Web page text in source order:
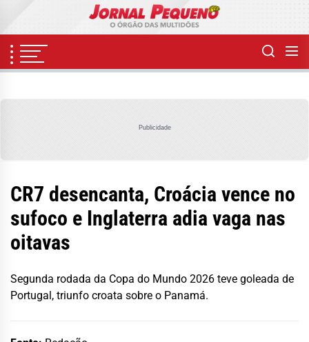
content
Publicidade
CR7 desencanta, Croácia vence no
sufoco e Inglaterra adia vaga nas
oitavas
Segunda rodada da Copa do Mundo 2026 teve goleada de
Portugal, triunfo croata sobre o Panamá.